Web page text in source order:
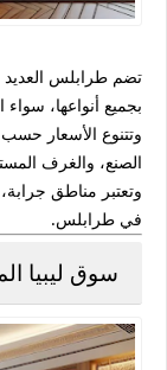
تضم طرابلس العديد
بجميع أنواعها، سواء
وتتنوع الأسعار
الصنع، والغرف
وتعتبر مناطق
في طرابلس.
سوق ليبيا